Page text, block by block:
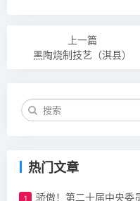
上一篇
黑陶烧制技艺（淇县）
热门文章
骄傲！第二十届中央委